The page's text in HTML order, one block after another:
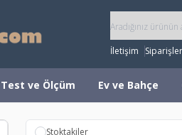
İletişim
Test ve Ölçüm Ev ve Bahçe
Stoktakiler